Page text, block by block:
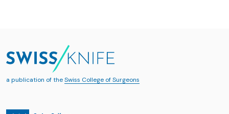
a publication of theSwiss College of Surgeons